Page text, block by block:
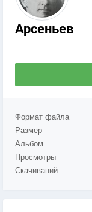
Арсеньев
Формат файла
Размер
Альбом
Просмотры
Скачиваний